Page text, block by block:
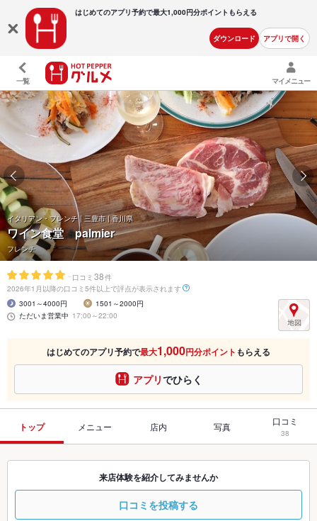
はじめてのアプリ予約で最大1,000円分ポイントもらえる
ダウンロード アプリで開く
一覧 マイメニュー
イタリアン・フレンチ | 三豊市 | 香川県
ワイン食堂 palmier
フレンチ
- 口コミ 38件
2026年1月以降の口コミ5件以上で評点が表示されます
3001～4000円
1501～2000円
ただいま営業中 17:00～22:00
はじめてのアプリ予約で最大1,000円分ポイント もらえる
アプリでひらく
トップ メニュー 店内 写真 口コミ
38
来店体験を紹介してみませんか
口コミを投稿する